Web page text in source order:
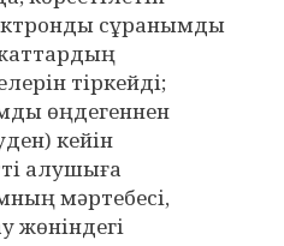
сұранымды
тіркейді;
өңдегеннен
кейін
алушыға
мәртебесі,
жөніндегі